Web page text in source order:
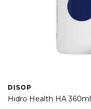
DISOP
Hidro Health HA 360ml